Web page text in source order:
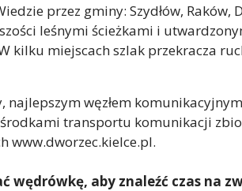
przez gminy: Szydłów, Raków,
leśnymi ścieżkami i
miejscach szlak przekracza
węzłem
transportu komunikacji
www.dworzec.kielce.pl.
aby znaleźć czas na